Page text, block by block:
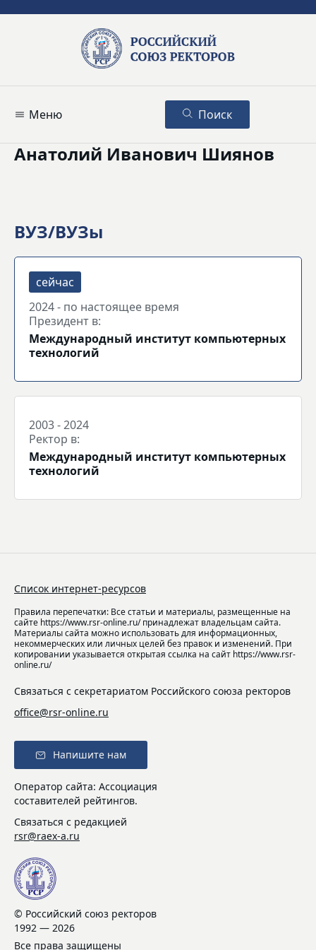
Меню Поиск
Анатолий Иванович Шиянов
ВУЗ/ВУЗы
2024 - по настоящее время
Президент в:
Международный институт компьютерных
технологий
2003 - 2024
Ректор в:
Международный институт компьютерных
технологий
Список интернет-ресурсов
Правила перепечатки: Все статьи и материалы, размещенные на
сайте https://www.rsr-online.ru/ принадлежат владельцам сайта.
Материалы сайта можно использовать для информационных,
некоммерческих или личных целей без правок и изменений. При
копировании указывается открытая ссылка на сайт https://www.rsr-
online.ru/
Связаться с секретариатом Российского союза ректоров
office@rsr-online.ru
Напишите нам
Оператор сайта: Ассоциация
составителей рейтингов.
Связаться с редакцией
rsr@raex-a.ru
© Российский союз ректоров
1992 — 2026
Все права защищены